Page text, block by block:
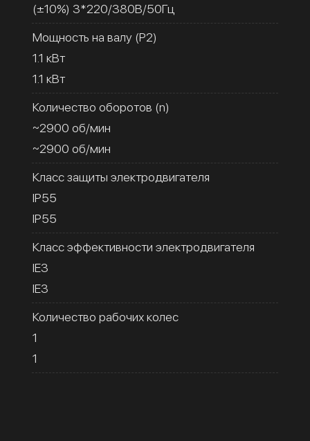
(±10%) 3*220/380В/50Гц
Мощность на валу (Р2)
1.1 кВт
1.1 кВт
Количество оборотов (n)
~2900 об/мин
~2900 об/мин
Класс защиты электродвигателя
IP55
IP55
Класс эффективности электродвигателя
IE3
IE3
Количество рабочих колес
1
1